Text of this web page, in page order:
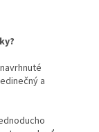
a